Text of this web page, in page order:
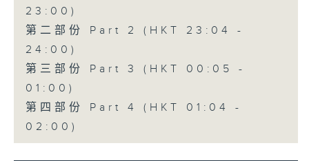
23:00)
第二部份 Part 2 (HKT 23:04 -
24:00)
第三部份 Part 3 (HKT 00:05 -
01:00)
第四部份 Part 4 (HKT 01:04 -
02:00)